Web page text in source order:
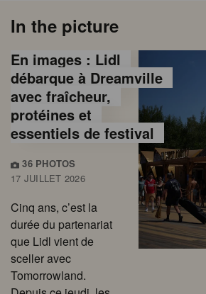
In the picture
En images : Lidl
débarque à Dreamville
avec fraîcheur,
protéines et
essentiels de festival
36 PHOTOS
17 JUILLET 2026
Cinq ans, c’est la
durée du partenariat
que Lidl vient de
sceller avec
Tomorrowland.